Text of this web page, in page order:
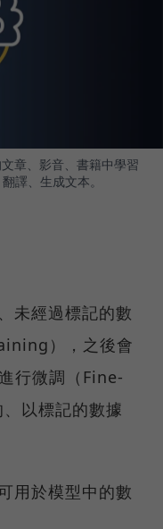
章、影音、書籍中學習
譯、生成文本。
未經過標記的數
），之後會
行微調（Fine-
以標記的數據
用於模型中的數